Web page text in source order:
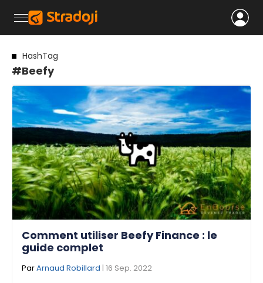
HashTag
#Beefy
Comment utiliser Beefy Finance : le
guide complet
ParArnaud Robillard | 16 Sep. 2022